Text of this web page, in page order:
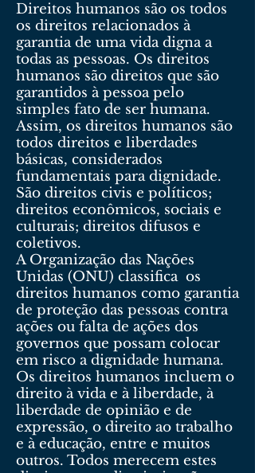
Direitos humanos são os todos
os direitos relacionados à
garantia de uma vida digna a
todas as pessoas. Os direitos
humanos são direitos que são
garantidos à pessoa pelo
simples fato de ser humana.
Assim, os direitos humanos são
todos direitos e liberdades
básicas, considerados
fundamentais para dignidade.
São direitos civis e políticos;
direitos econômicos, sociais e
culturais; direitos difusos e
coletivos.
A Organização das Nações
Unidas (ONU) classifica os
direitos humanos como garantia
de proteção das pessoas contra
ações ou falta de ações dos
governos que possam colocar
em risco a dignidade humana.
Os direitos humanos incluem o
direito à vida e à liberdade, à
liberdade de opinião e de
expressão, o direito ao trabalho
e à educação, entre e muitos
outros. Todos merecem estes